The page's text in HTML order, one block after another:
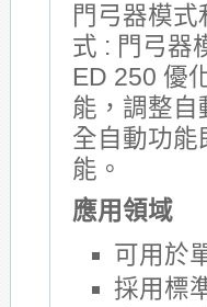
門弓器模
式 : 門弓器
ED 250 優
能，調整自
全自動功能
能。
應用領域
可用於
採用標